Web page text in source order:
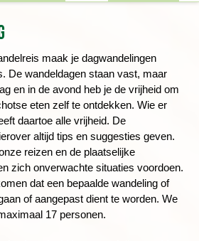
maak je dagwandelingen
De wandeldagen staan vast, maar
en in de avond heb je de vrijheid om
eten zelf te ontdekken. Wie er
daartoe alle vrijheid. De
altijd tips en suggesties geven.
reizen en de plaatselijke
zich onverwachte situaties voordoen.
dat een bepaalde wandeling of
of aangepast dient te worden. We
17 personen.